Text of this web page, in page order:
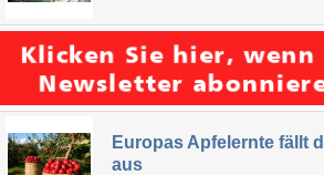
Europas Apfelernte fällt
aus